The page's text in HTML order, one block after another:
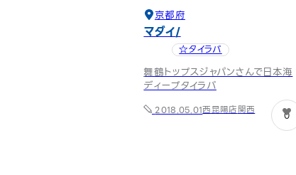
京都府
マダイ
☆タイラバ
舞鶴トップスジャパンさんで日本海
ディープタイラバ
2018.05.01西昆陽店関西 0